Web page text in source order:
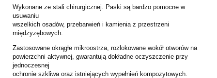
Wykonane ze stali chirurgicznej. Paski są bardzo pomocne w
usuwaniu
wszelkich osadów, przebarwień i kamienia z przestrzeni
międzyzębowych.
Zastosowane okrągłe mikroostrza, rozlokowane wokół otworów na
powierzchni aktywnej, gwarantują dokładne oczyszczenie przy
jednoczesnej
ochronie szkliwa oraz istniejących wypełnień kompozytowych.